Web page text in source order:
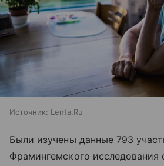
Источник: Lenta.Ru
Были изучены данные 793
Фрамингемского исследования